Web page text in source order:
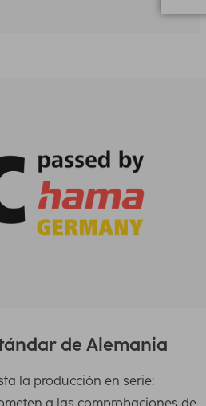
de Alemania
la producción en serie:
a las comprobaciones de